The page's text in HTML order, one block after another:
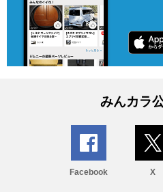
みんカラ
Facebook X